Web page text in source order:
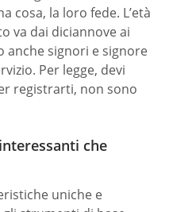
cosa, la loro fede. L’età
va dai diciannove ai
anche signori e signore
Per legge, devi
registrarti, non sono
che
uniche e